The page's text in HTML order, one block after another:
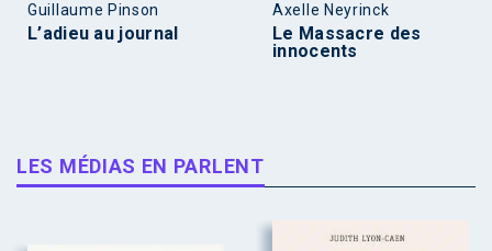
Guillaume Pinson
L’adieu au journal
Axelle Neyrinck
Le Massacre des
innocents
LES MÉDIAS EN PARLENT